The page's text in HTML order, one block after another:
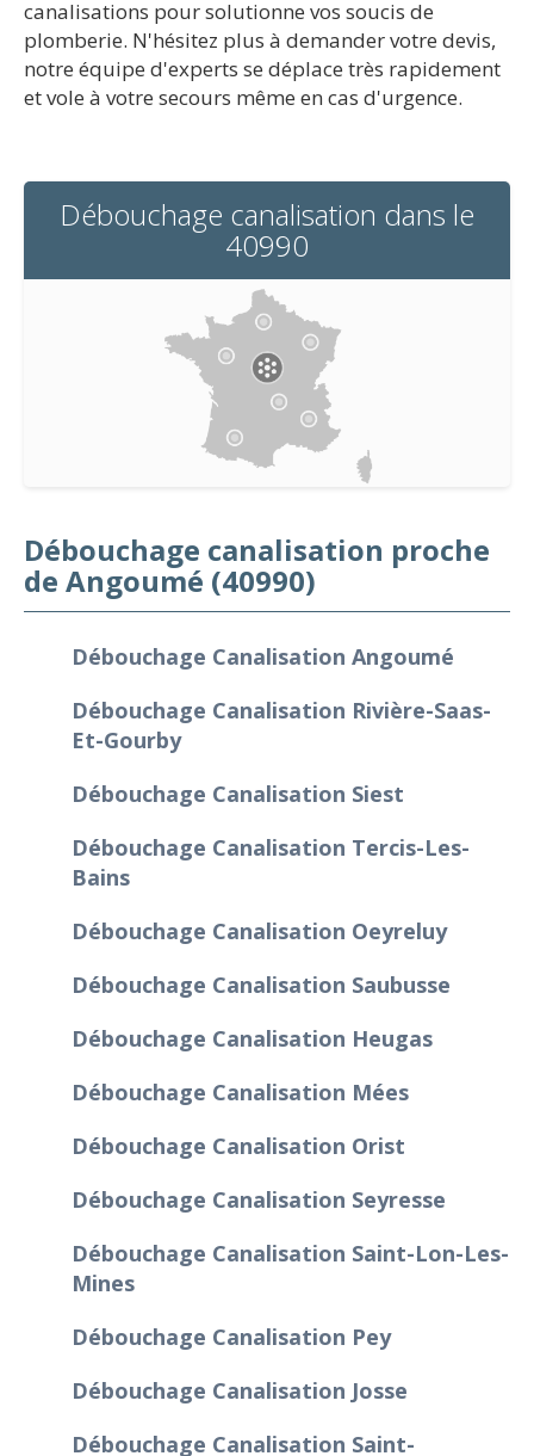
canalisations pour solutionne vos soucis de
plomberie. N'hésitez plus à demander votre devis,
notre équipe d'experts se déplace très rapidement
et vole à votre secours même en cas d'urgence.
Débouchage canalisation dans le
40990
Débouchage canalisation proche
de Angoumé (40990)
Débouchage Canalisation Angoumé
Débouchage Canalisation Rivière-Saas-
Et-Gourby
Débouchage Canalisation Siest
Débouchage Canalisation Tercis-Les-
Bains
Débouchage Canalisation Oeyreluy
Débouchage Canalisation Saubusse
Débouchage Canalisation Heugas
Débouchage Canalisation Mées
Débouchage Canalisation Orist
Débouchage Canalisation Seyresse
Débouchage Canalisation Saint-Lon-Les-
Mines
Débouchage Canalisation Pey
Débouchage Canalisation Josse
Débouchage Canalisation Saint-